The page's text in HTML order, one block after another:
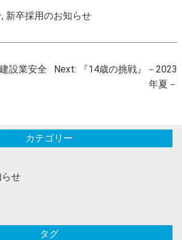
, 新卒採用のお知らせ
設業安全
Next:
『14歳の挑戦』－2023
年夏－
カテゴリー
せ
タグ